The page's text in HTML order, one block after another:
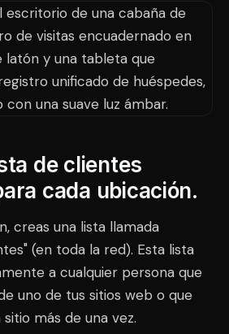
de clientes
cada ubicación.
creas una lista llamada
(en toda la red). Esta lista
a cualquier persona que
uno de tus sitios web o que
más de una vez.